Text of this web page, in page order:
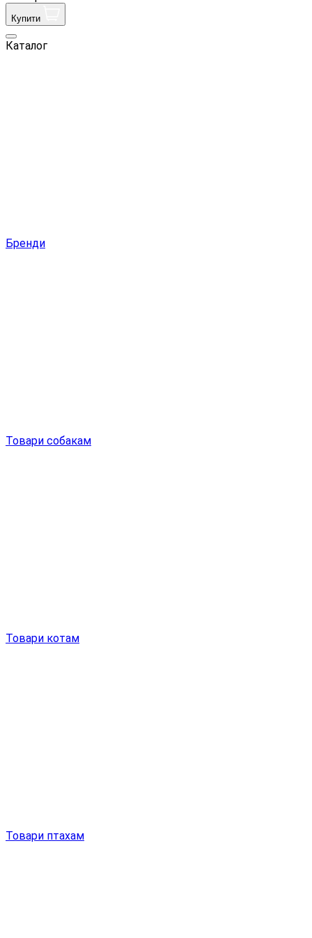
Купити
Каталог
Бренди
Товари собакам
Товари котам
Товари птахам